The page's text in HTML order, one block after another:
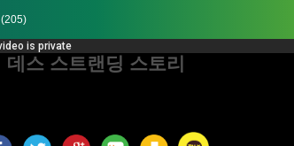
(205)
데스 스트랜딩 스토리